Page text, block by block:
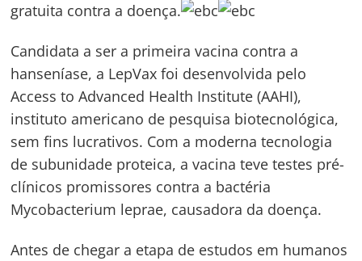
gratuita contra a doença.
Candidata a ser a primeira vacina contra a
hanseníase, a LepVax foi desenvolvida pelo
Access to Advanced Health Institute (AAHI),
instituto americano de pesquisa biotecnológica,
sem fins lucrativos. Com a moderna tecnologia
de subunidade proteica, a vacina teve testes pré-
clínicos promissores contra a bactéria
Mycobacterium leprae, causadora da doença.
Antes de chegar a etapa de estudos em humanos